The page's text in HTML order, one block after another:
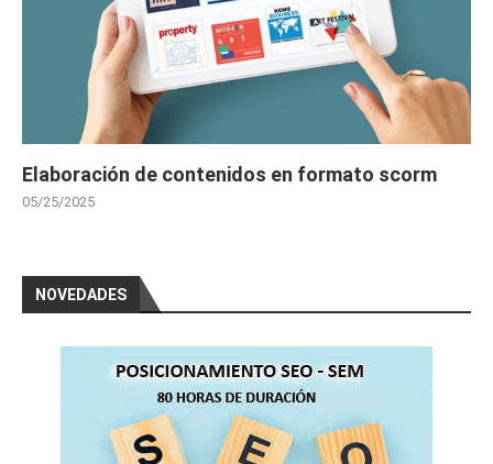
Elaboración de contenidos en formato scorm
05/25/2025
NOVEDADES